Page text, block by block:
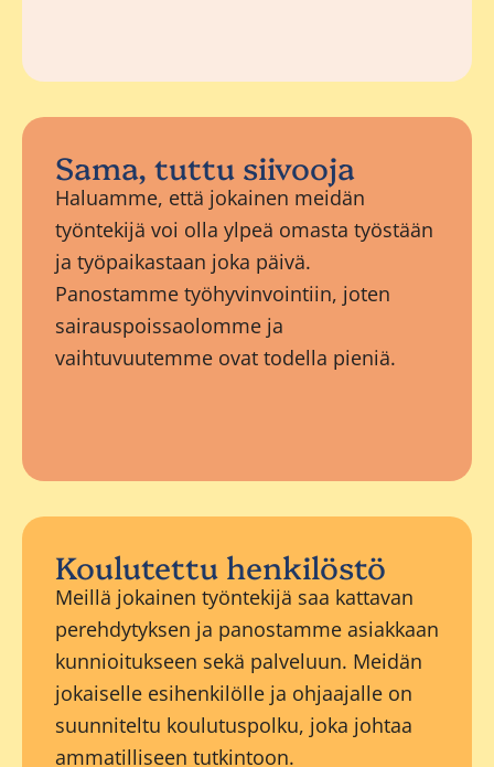
Sama, tuttu siivooja
Haluamme, että jokainen meidän
työntekijä voi olla ylpeä omasta työstään
ja työpaikastaan joka päivä.
Panostamme työhyvinvointiin, joten
sairauspoissaolomme ja
vaihtuvuutemme ovat todella pieniä.
Koulutettu henkilöstö
Meillä jokainen työntekijä saa kattavan
perehdytyksen ja panostamme asiakkaan
kunnioitukseen sekä palveluun. Meidän
jokaiselle esihenkilölle ja ohjaajalle on
suunniteltu koulutuspolku, joka johtaa
ammatilliseen tutkintoon.